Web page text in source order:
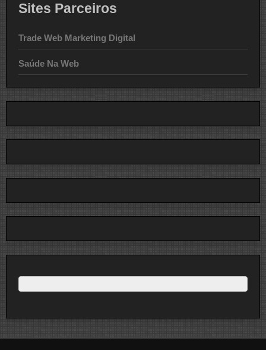
Sites Parceiros
Trade Web Marketing Digital
Saúde Na Web